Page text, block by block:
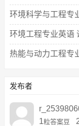
环境科学与工程专
环境工程专业英语
热能与动力工程专
发布者
1粒答案豆